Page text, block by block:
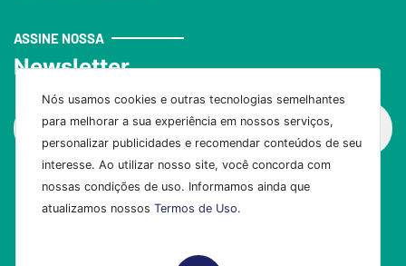
Nós usamos cookies e outras tecnologias semelhantes
para melhorar a sua experiência em nossos serviços,
personalizar publicidades e recomendar conteúdos de seu
interesse. Ao utilizar nosso site, você concorda com
nossas condições de uso. Informamos ainda que
atualizamos nossos Termos de Uso.
ASSINE NOSSA
Newsletter
Assinar